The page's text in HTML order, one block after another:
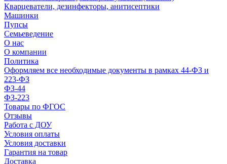
Кварцеватели, дезинфекторы, анитисептики
Машинки
Пупсы
Семьеведение
О нас
О компании
Политика
Оформляем все необходимые документы в рамках 44-ФЗ и
223-ФЗ
ФЗ-44
ФЗ-223
Товары по ФГОС
Отзывы
Работа с ДОУ
Условия оплаты
Условия доставки
Гарантия на товар
Доставка